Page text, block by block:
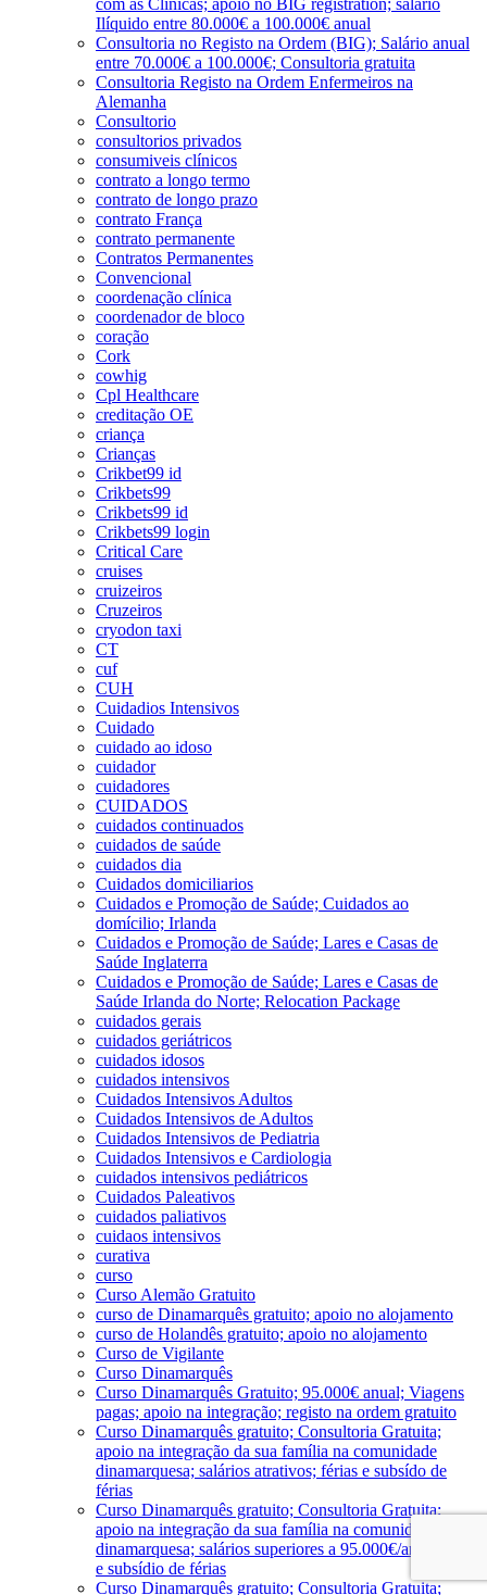
Ilíquido entre 80.000€ a 100.000€ anual
Consultoria no Registo na Ordem (BIG); Salário anual
entre 70.000€ a 100.000€; Consultoria gratuita
Consultoria Registo na Ordem Enfermeiros na
Alemanha
Consultorio
consultorios privados
consumiveis clínicos
contrato a longo termo
contrato de longo prazo
contrato França
contrato permanente
Contratos Permanentes
Convencional
coordenação clínica
coordenador de bloco
coração
Cork
cowhig
Cpl Healthcare
creditação OE
criança
Crianças
Crikbet99 id
Crikbets99
Crikbets99 id
Crikbets99 login
Critical Care
cruises
cruizeiros
Cruzeiros
cryodon taxi
CT
cuf
CUH
Cuidadios Intensivos
Cuidado
cuidado ao idoso
cuidador
cuidadores
CUIDADOS
cuidados continuados
cuidados de saúde
cuidados dia
Cuidados domiciliarios
Cuidados e Promoção de Saúde; Cuidados ao
domícilio; Irlanda
Cuidados e Promoção de Saúde; Lares e Casas de
Saúde Inglaterra
Cuidados e Promoção de Saúde; Lares e Casas de
Saúde Irlanda do Norte; Relocation Package
cuidados gerais
cuidados geriátricos
cuidados idosos
cuidados intensivos
Cuidados Intensivos Adultos
Cuidados Intensivos de Adultos
Cuidados Intensivos de Pediatria
Cuidados Intensivos e Cardiologia
cuidados intensivos pediátricos
Cuidados Paleativos
cuidados paliativos
cuidaos intensivos
curativa
curso
Curso Alemão Gratuito
curso de Dinamarquês gratuito; apoio no alojamento
curso de Holandês gratuito; apoio no alojamento
Curso de Vigilante
Curso Dinamarquês
Curso Dinamarquês Gratuito; 95.000€ anual; Viagens
pagas; apoio na integração; registo na ordem gratuito
Curso Dinamarquês gratuito; Consultoria Gratuita;
apoio na integração da sua família na comunidade
dinamarquesa; salários atrativos; férias e subsído de
férias
Curso Dinamarquês gratuito; Consultoria Gratuita;
apoio na integração da sua família na comunidade
dinamarquesa; salários superiores a 95.000€/ano; férias
e subsídio de férias
Curso Dinamarquês gratuito; Consultoria Gratuita;